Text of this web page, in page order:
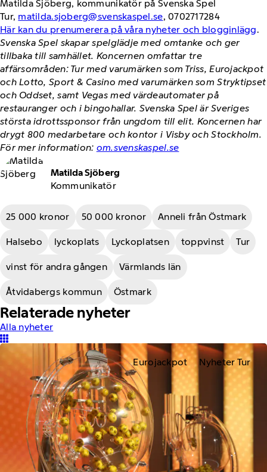
Matilda Sjöberg, kommunikatör på Svenska Spel
Tur, matilda.sjoberg@svenskaspel.se, 0702717284
Här kan du prenumerera på våra nyheter och blogginlägg.
Svenska Spel skapar spelglädje med omtanke och ger
tillbaka till samhället. Koncernen omfattar tre
affärsområden: Tur med varumärken som Triss, Eurojackpot
och Lotto, Sport & Casino med varumärken som Stryktipset
och Oddset, samt Vegas med värdeautomater på
restauranger och i bingohallar. Svenska Spel är Sveriges
största idrottssponsor från ungdom till elit. Koncernen har
drygt 800 medarbetare och kontor i Visby och Stockholm.
För mer information: om.svenskaspel.se
Kommunikatör
Matilda Sjöberg
25 000 kronor 50 000 kronor Anneli från Östmark
Halsebo lyckoplats Lyckoplatsen toppvinst Tur
vinst för andra gången Värmlands län
Åtvidabergs kommun Östmark
Relaterade nyheter
Alla nyheter
Eurojackpot Nyheter Tur